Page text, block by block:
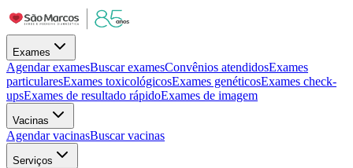
Exames
Agendar examesBuscar examesConvênios atendidosExames
particularesExames toxicológicosExames genéticosExames check-
upsExames de resultado rápidoExames de imagem
Vacinas
Agendar vacinasBuscar vacinas
Serviços